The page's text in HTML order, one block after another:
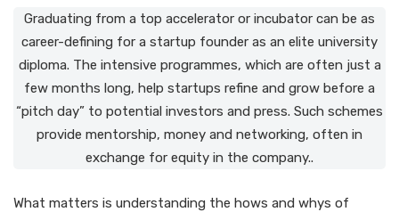
Graduating from a top accelerator or incubator can be as
career-defining for a startup founder as an elite university
diploma. The intensive programmes, which are often just a
few months long, help startups refine and grow before a
“pitch day” to potential investors and press. Such schemes
provide mentorship, money and networking, often in
exchange for equity in the company..
What matters is understanding the hows and whys of